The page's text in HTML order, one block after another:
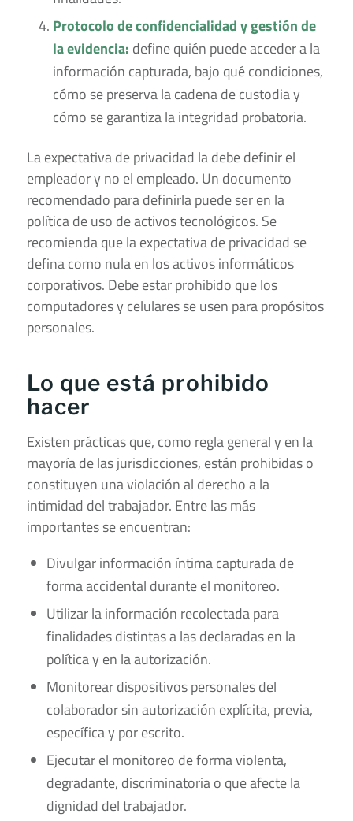
Protocolo de confidencialidad y gestión de
la evidencia: define quién puede acceder a la
información capturada, bajo qué condiciones,
cómo se preserva la cadena de custodia y
cómo se garantiza la integridad probatoria.
La expectativa de privacidad la debe definir el
empleador y no el empleado. Un documento
recomendado para definirla puede ser en la
política de uso de activos tecnológicos. Se
recomienda que la expectativa de privacidad se
defina como nula en los activos informáticos
corporativos. Debe estar prohibido que los
computadores y celulares se usen para propósitos
personales.
Lo que está prohibido
hacer
Existen prácticas que, como regla general y en la
mayoría de las jurisdicciones, están prohibidas o
constituyen una violación al derecho a la
intimidad del trabajador. Entre las más
importantes se encuentran:
Divulgar información íntima capturada de
forma accidental durante el monitoreo.
Utilizar la información recolectada para
finalidades distintas a las declaradas en la
política y en la autorización.
Monitorear dispositivos personales del
colaborador sin autorización explícita, previa,
específica y por escrito.
Ejecutar el monitoreo de forma violenta,
degradante, discriminatoria o que afecte la
dignidad del trabajador.